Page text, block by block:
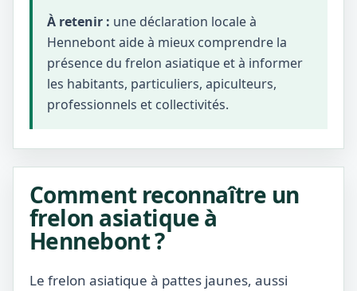
À retenir : une déclaration locale à
Hennebont aide à mieux comprendre la
présence du frelon asiatique et à informer
les habitants, particuliers, apiculteurs,
professionnels et collectivités.
Comment reconnaître un
frelon asiatique à
Hennebont ?
Le frelon asiatique à pattes jaunes, aussi